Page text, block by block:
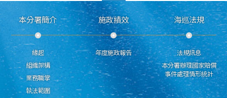
本分署簡介
緣起
組織架構
業務職掌
執法範圍
施政績效
年度施政報告
海巡法規
法規訊息
本分署辦理國家賠償
事件處理情形統計